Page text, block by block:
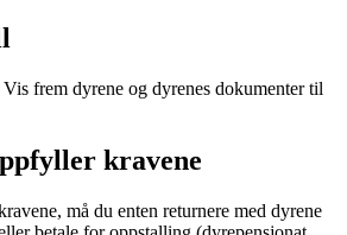
frem dyrene og dyrenes dokumenter til
kravene
må du enten returnere med dyrene